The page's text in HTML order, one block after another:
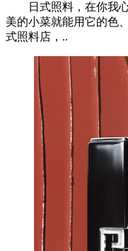
日式照料，在你我心
美的小菜就能用它的色
式照料店，..